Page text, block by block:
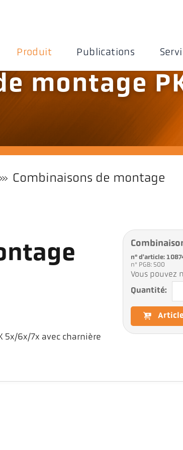
Produit Publications
montage
Combinaisons de montage
6x/7x avec charnière
n° d'article:
n° PGB: 500
Vous pouvez
Quantité: